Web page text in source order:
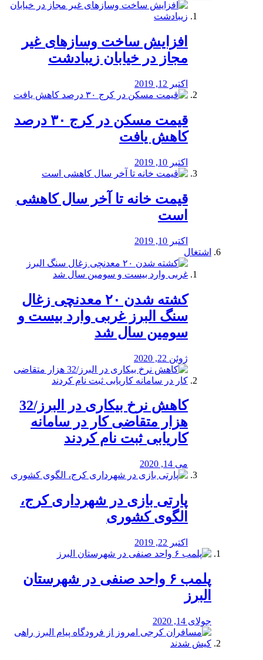
افزایش ساخت وسازهای غیر
مجاز در خیابان زیبادشت
اکتبر 12, 2019
️قیمت مسکن در کرج ۳۰ درصد
کاهش یافت
اکتبر 10, 2019
قیمت خانه تا آخر سال کاهشی
است
اکتبر 10, 2019
اشتغال
کشته شدن ۲۰ معدنچی زغال
سنگ البرز غربی وارد بیست و
سومین سال شد
ژوئن 22, 2020
کاهش نرخ بیکاری در البرز/32
هزار متقاضی کار در سامانه
کاریابی ثبت نام کردند
می 14, 2020
پارتی بازی در شهرداری کرج،
الگوی کشوری
اکتبر 22, 2019
پلمب ۶ واحد صنفی در شهرستان
البرز
جولای 14, 2020